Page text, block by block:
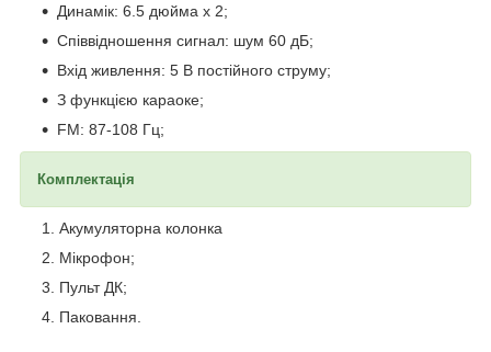
Динамік: 6.5 дюйма x 2;
Співвідношення сигнал: шум 60 дБ;
Вхід живлення: 5 В постійного струму;
З функцією караоке;
FM: 87-108 Гц;
Комплектація
Акумуляторна колонка
Мікрофон;
Пульт ДК;
Паковання.